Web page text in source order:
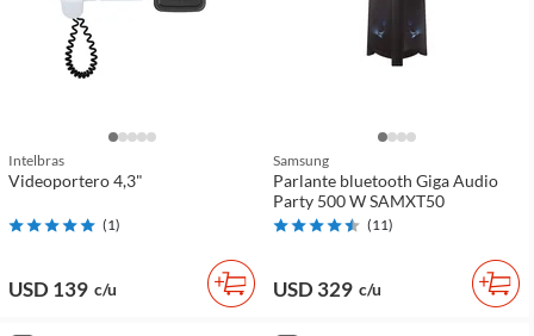
Intelbras
Videoportero 4,3"
(1)
USD 139 c/u
Samsung
Parlante bluetooth Giga Audio
Party 500 W SAMXT50
(11)
USD 329 c/u